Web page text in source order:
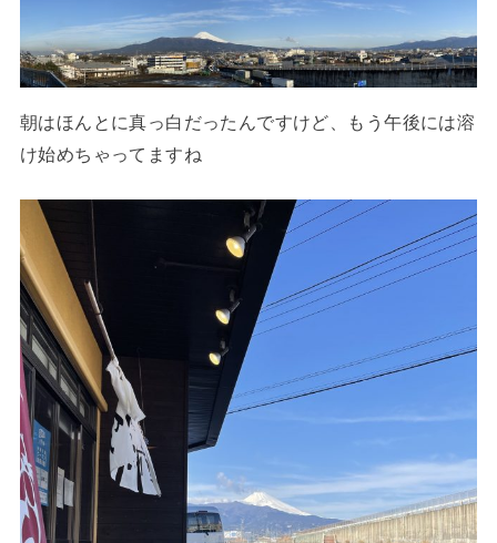
朝はほんとに真っ白だったんですけど、もう午後には溶
け始めちゃってますね